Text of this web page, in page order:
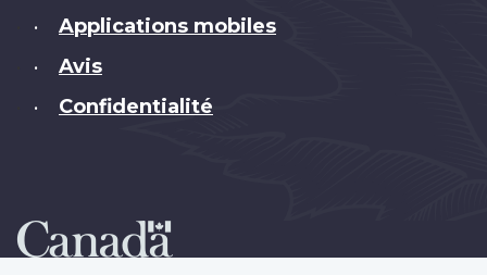
• Applications mobiles
• Avis
• Confidentialité